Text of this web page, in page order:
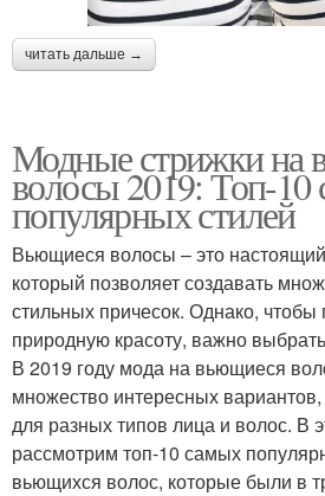
читать дальше →
Модные стрижки на
волосы 2019: Топ-10
популярных стилей
Вьющиеся волосы – это
который позволяет создавать
стильных причесок. Однако, чтобы
природную красоту, важно
В 2019 году мода на вьющиеся
множество интересных
для разных типов лица и волос. В
рассмотрим топ-10 самых
вьющихся волос, которые были в